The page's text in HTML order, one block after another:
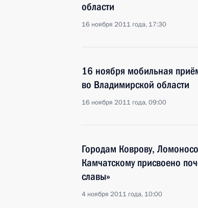
области
16 ноября 2011 года, 17:30
16 ноября мобильная
во Владимирской области
16 ноября 2011 года, 09:00
Городам Коврову,
Камчатскому присвоено
славы»
4 ноября 2011 года, 10:00